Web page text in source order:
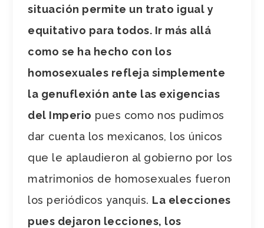
situación permite un trato igual y
equitativo para todos. Ir más allá
como se ha hecho con los
homosexuales refleja simplemente
la genuflexión ante las exigencias
del Imperio pues como nos pudimos
dar cuenta los mexicanos, los únicos
que le aplaudieron al gobierno por los
matrimonios de homosexuales fueron
los periódicos yanquis. La elecciones
pues dejaron lecciones, los